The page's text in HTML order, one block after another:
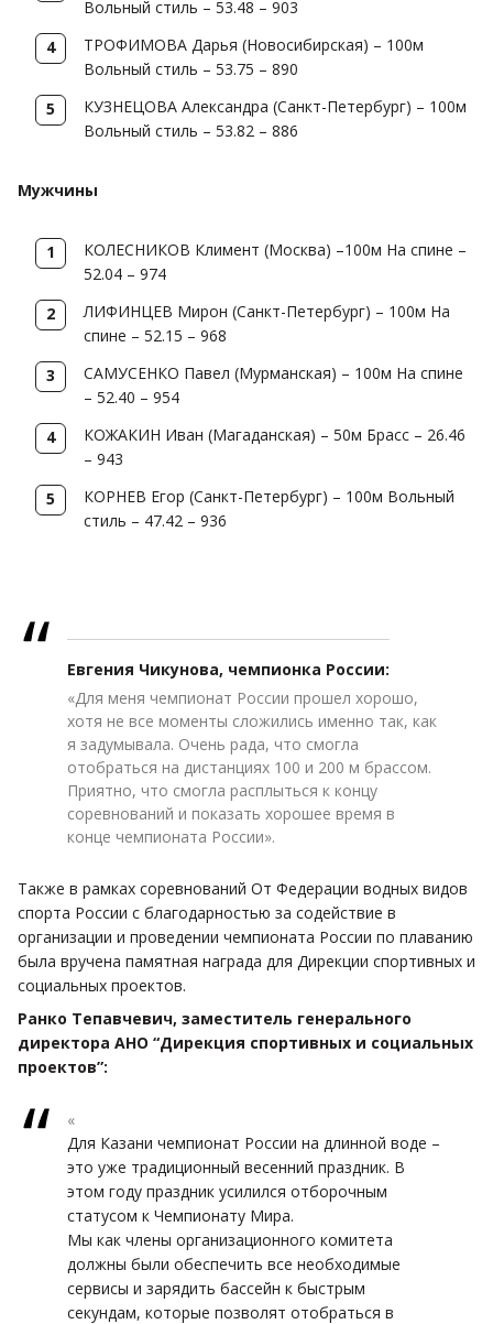
Вольный стиль – 53.48 – 903
ТРОФИМОВА Дарья (Новосибирская) – 100м
Вольный стиль – 53.75 – 890
КУЗНЕЦОВА Александра (Санкт-Петербург) – 100м
Вольный стиль – 53.82 – 886
Мужчины
КОЛЕСНИКОВ Климент (Москва) –100м На спине –
52.04 – 974
ЛИФИНЦЕВ Мирон (Санкт-Петербург) – 100м На
спине – 52.15 – 968
САМУСЕНКО Павел (Мурманская) – 100м На спине
– 52.40 – 954
КОЖАКИН Иван (Магаданская) – 50м Брасс – 26.46
– 943
КОРНЕВ Егор (Санкт-Петербург) – 100м Вольный
стиль – 47.42 – 936
Евгения Чикунова, чемпионка России:
«Для меня чемпионат России прошел хорошо,
хотя не все моменты сложились именно так, как
я задумывала. Очень рада, что смогла
отобраться на дистанциях 100 и 200 м брассом.
Приятно, что смогла расплыться к концу
соревнований и показать хорошее время в
конце чемпионата России».
Также в рамках соревнований От Федерации водных видов
спорта России с благодарностью за содействие в
организации и проведении чемпионата России по плаванию
была вручена памятная награда для Дирекции спортивных и
социальных проектов.
Ранко Тепавчевич, заместитель генерального
директора АНО “Дирекция спортивных и социальных
проектов”:
«
Для Казани чемпионат России на длинной воде –
это уже традиционный весенний праздник. В
этом году праздник усилился отборочным
статусом к Чемпионату Мира.
Мы как члены организационного комитета
должны были обеспечить все необходимые
сервисы и зарядить бассейн к быстрым
секундам, которые позволят отобраться в